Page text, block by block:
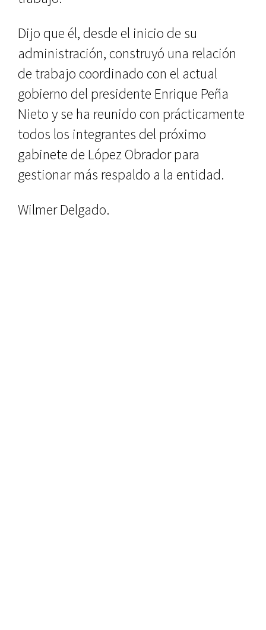
Dijo que él, desde el inicio de su
administración, construyó una relación
de trabajo coordinado con el actual
gobierno del presidente Enrique Peña
Nieto y se ha reunido con prácticamente
todos los integrantes del próximo
gabinete de López Obrador para
gestionar más respaldo a la entidad.
Wilmer Delgado.